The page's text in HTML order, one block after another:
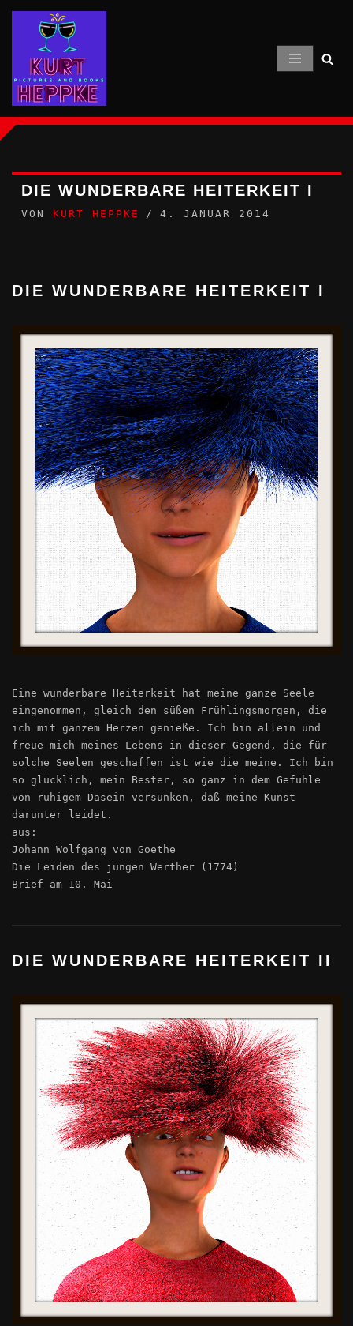
Inhalt
springen
DIE WUNDERBARE HEITERKEIT I
VON KURT HEPPKE 4. JANUAR 2014
DIE WUNDERBARE HEITERKEIT I
Eine wunderbare Heiterkeit hat meine ganze Seele
eingenommen, gleich den süßen Frühlingsmorgen, die
ich mit ganzem Herzen genieße. Ich bin allein und
freue mich meines Lebens in dieser Gegend, die für
solche Seelen geschaffen ist wie die meine. Ich bin
so glücklich, mein Bester, so ganz in dem Gefühle
von ruhigem Dasein versunken, daß meine Kunst
darunter leidet.
aus:
Johann Wolfgang von Goethe
Die Leiden des jungen Werther (1774)
Brief am 10. Mai
DIE WUNDERBARE HEITERKEIT II